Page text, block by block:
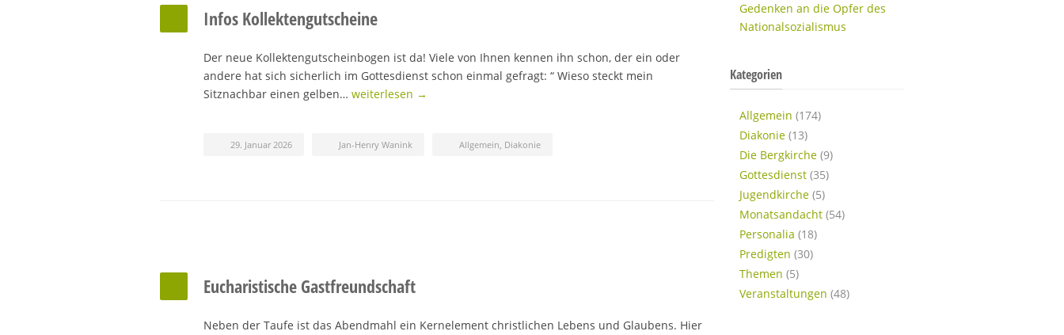
Infos Kollektengutscheine
Der neue Kollektengutscheinbogen ist da! Viele von Ihnen kennen ihn schon, der ein oder
andere hat sich sicherlich im Gottesdienst schon einmal gefragt: “ Wieso steckt mein
Sitznachbar einen gelben… weiterlesen →
29. Januar 2026 Jan-Henry Wanink Allgemein, Diakonie
Eucharistische Gastfreundschaft
Neben der Taufe ist das Abendmahl ein Kernelement christlichen Lebens und Glaubens. Hier
Gedenken an die Opfer des
Nationalsozialismus
Kategorien
Allgemein (174)
Diakonie (13)
Die Bergkirche (9)
Gottesdienst (35)
Jugendkirche (5)
Monatsandacht (54)
Personalia (18)
Predigten (30)
Themen (5)
Veranstaltungen (48)